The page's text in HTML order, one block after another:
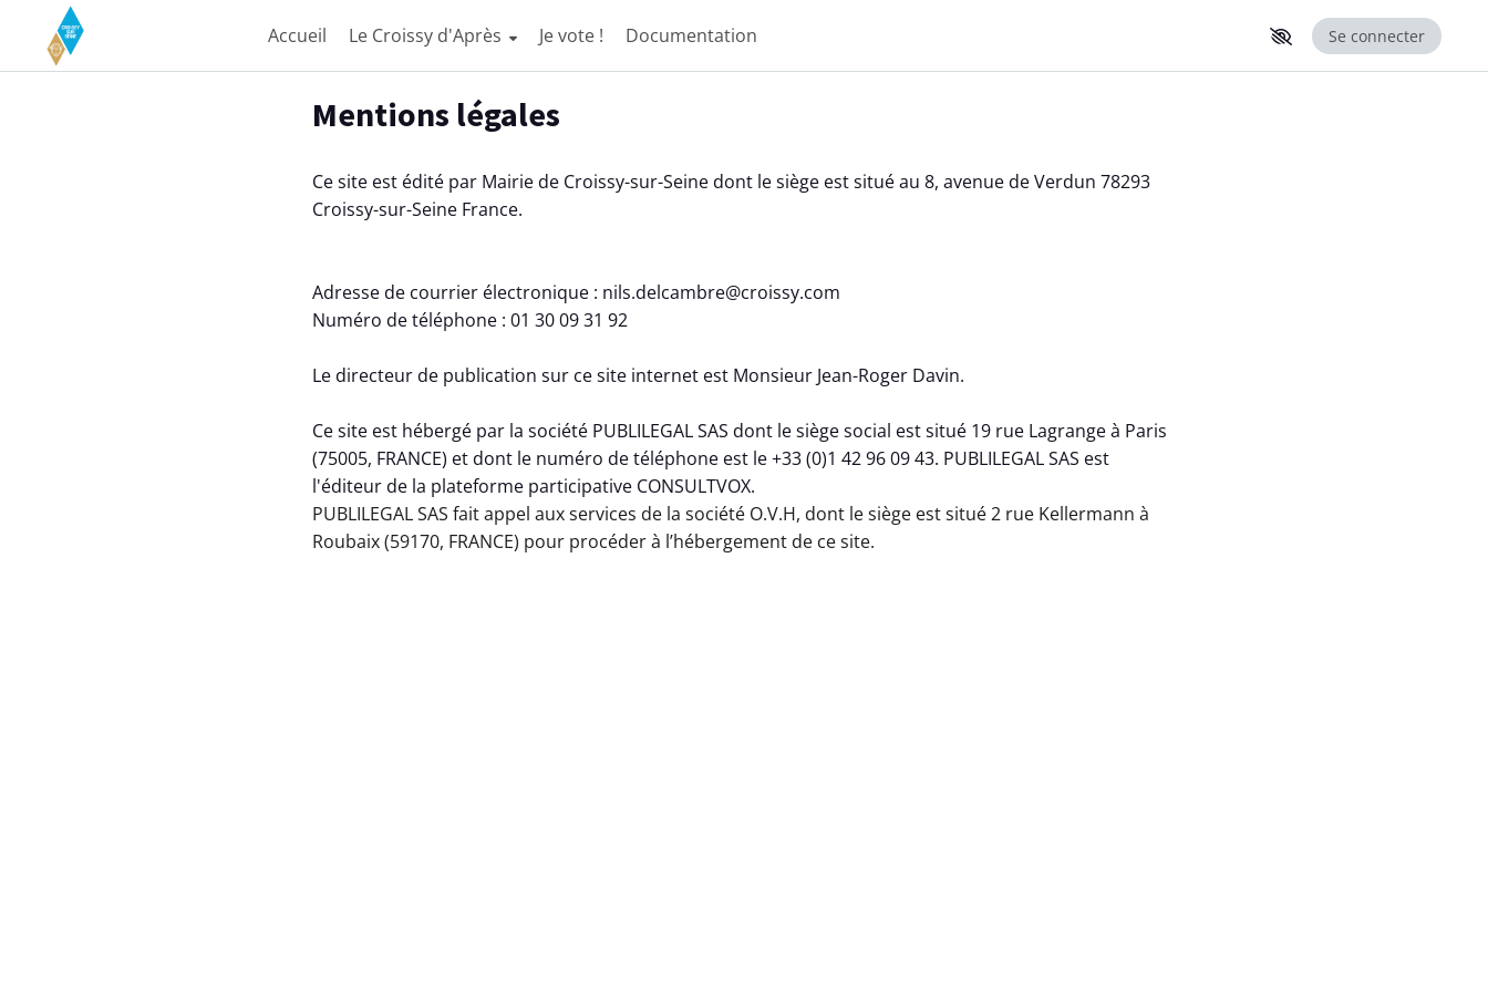
Accueil Le Croissy d'Après Je vote ! Documentation Se connecter
Mentions légales
Ce site est édité par Mairie de Croissy-sur-Seine dont le siège est situé au 8, avenue de Verdun 78293
Croissy-sur-Seine France.
Adresse de courrier électronique : nils.delcambre@croissy.com
Numéro de téléphone : 01 30 09 31 92
Le directeur de publication sur ce site internet est Monsieur Jean-Roger Davin.
Ce site est hébergé par la société PUBLILEGAL SAS dont le siège social est situé 19 rue Lagrange à Paris
(75005, FRANCE) et dont le numéro de téléphone est le +33 (0)1 42 96 09 43. PUBLILEGAL SAS est
l'éditeur de la plateforme participative CONSULTVOX.
PUBLILEGAL SAS fait appel aux services de la société O.V.H, dont le siège est situé 2 rue Kellermann à
Roubaix (59170, FRANCE) pour procéder à l’hébergement de ce site.